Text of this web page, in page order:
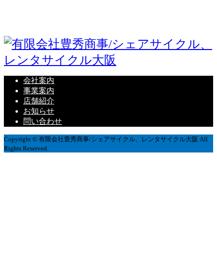
会社案内
事業案内
店舗紹介
お知らせ
問い合わせ
Copyright © 有限会社豊秀商事/シェアサイクル、レンタサイクル大阪 All
Rights Reserved.